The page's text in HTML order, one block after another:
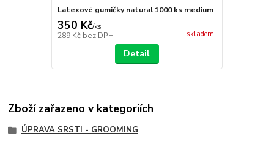
Latexové gumičky natural 1000 ks medium
350 Kč/ks
289 Kč bez DPH skladem
Detail
Zboží zařazeno v kategoriích
ÚPRAVA SRSTI - GROOMING